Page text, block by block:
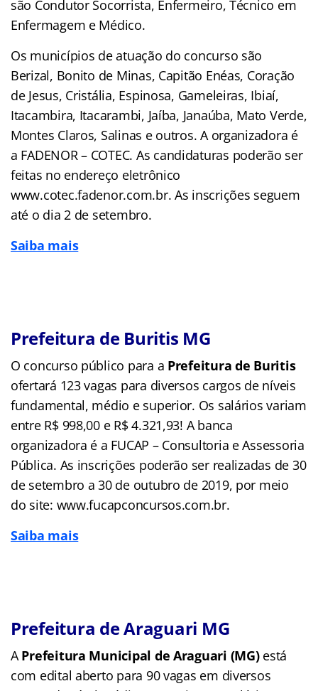
são Condutor Socorrista, Enfermeiro, Técnico em
Enfermagem e Médico.
Os municípios de atuação do concurso são
Berizal, Bonito de Minas, Capitão Enéas, Coração
de Jesus, Cristália, Espinosa, Gameleiras, Ibiaí,
Itacambira, Itacarambi, Jaíba, Janaúba, Mato Verde,
Montes Claros, Salinas e outros. A organizadora é
a FADENOR – COTEC. As candidaturas poderão ser
feitas no endereço eletrônico
www.cotec.fadenor.com.br. As inscrições seguem
até o dia 2 de setembro.
Saiba mais
Prefeitura de Buritis MG
O concurso público para a Prefeitura de Buritis
ofertará 123 vagas para diversos cargos de níveis
fundamental, médio e superior. Os salários variam
entre R$ 998,00 e R$ 4.321,93! A banca
organizadora é a FUCAP – Consultoria e Assessoria
Pública. As inscrições poderão ser realizadas de 30
de setembro a 30 de outubro de 2019, por meio
do site: www.fucapconcursos.com.br.
Saiba mais
Prefeitura de Araguari MG
APrefeitura Municipal de Araguari (MG)está
com edital aberto para 90 vagas em diversos